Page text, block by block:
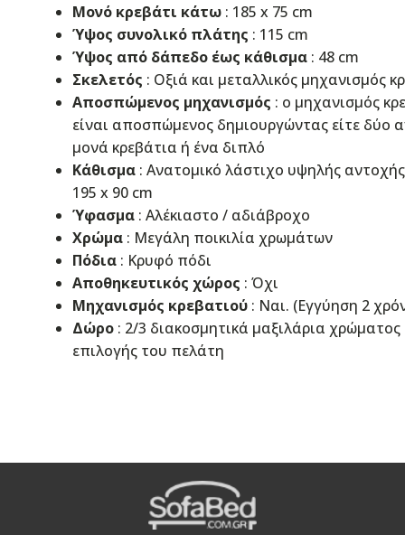
Μονό κρεβάτι κάτω : 185 x 75 cm
Ύψος συνολικό πλάτης : 115 cm
Ύψος από δάπεδο έως κάθισμα : 48 cm
Σκελετός : Οξιά και μεταλλικός μηχανισμός
Αποσπώμενος μηχανισμός : ο μηχανισμός
είναι αποσπώμενος δημιουργώντας είτε δύο
μονά κρεβάτια ή ένα διπλό
Κάθισμα : Ανατομικό λάστιχο υψηλής
195 x 90 cm
Ύφασμα : Αλέκιαστo / αδιάβροχo
Χρώμα : Μεγάλη ποικιλία χρωμάτων
Πόδια : Κρυφό πόδι
Αποθηκευτικός χώρος : Όχι
Μηχανισμός κρεβατιού : Ναι. (Εγγύηση 2
Δώρο : 2/3 διακοσμητικά μαξιλάρια χρώματος
επιλογής του πελάτη